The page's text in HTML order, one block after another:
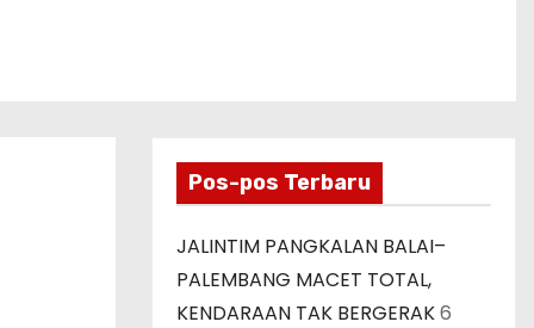
Pos-pos Terbaru
JALINTIM PANGKALAN BALAI–
PALEMBANG MACET TOTAL,
KENDARAAN TAK BERGERAK6